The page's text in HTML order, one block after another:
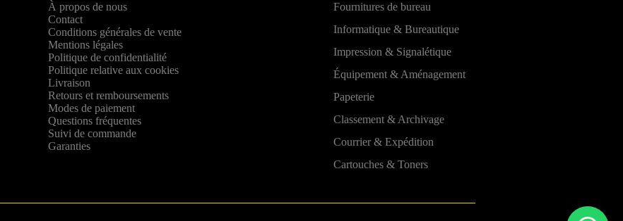
À propos de nous
Contact
Conditions générales de vente
Mentions légales
Politique de confidentialité
Politique relative aux cookies
Livraison
Retours et remboursements
Modes de paiement
Questions fréquentes
Suivi de commande
Garanties
Fournitures de bureau
Informatique & Bureautique
Impression & Signalétique
Équipement & Aménagement
Papeterie
Classement & Archivage
Courrier & Expédition
Cartouches & Toners